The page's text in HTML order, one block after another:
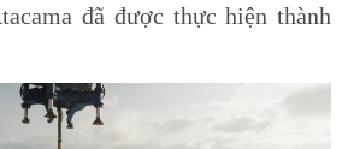
đã được thực hiện thành